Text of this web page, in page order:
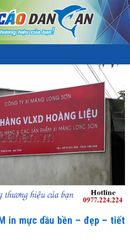
in mực dầu bền – đẹp – tiết